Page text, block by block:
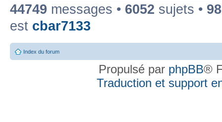
44749 messages • 6052 sujets •
est cbar7133
Index du forum
Propulsé par phpBB®
Traduction et support